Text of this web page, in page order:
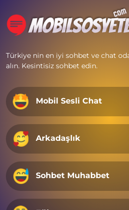
Türkiye nin en iyi sohbet ve chat
alın. Kesintisiz sohbet edin.
Mobil Sesli Chat
Arkadaşlık
Sohbet Muhabbet